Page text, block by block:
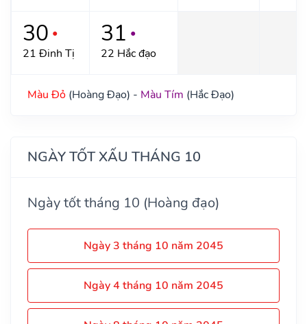
30 ●
21 Đinh Tị
31 ●
22 Hắc đạo
Màu Đỏ (Hoàng Đạo) - Màu Tím (Hắc Đạo)
NGÀY TỐT XẤU THÁNG 10
Ngày tốt tháng 10 (Hoàng đạo)
Ngày 3 tháng 10 năm 2045
Ngày 4 tháng 10 năm 2045